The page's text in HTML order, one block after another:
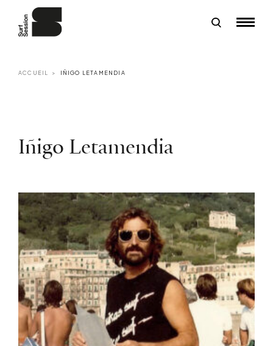
ACCUEIL IÑIGO LETAMENDIA
Iñigo Letamendia